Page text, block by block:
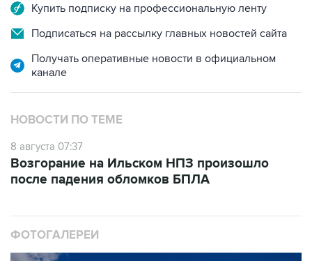
Купить подписку на профессиональную ленту
Подписаться на рассылку главных новостей сайта
Получать оперативные новости в официальном
канале
НОВОСТИ ПО ТЕМЕ
8 августа 07:37
Возгорание на Ильском НПЗ произошло
после падения обломков БПЛА
ФОТОГАЛЕРЕИ